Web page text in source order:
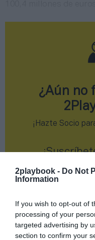
2playbook - Do Not
Information
If you wish to opt-out of
processing of your
targeted advertising by
section to confirm your
¿Aún no
¡Hazte Socio
Compartir